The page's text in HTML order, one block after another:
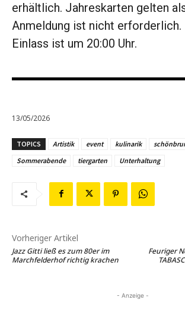
erhältlich. Jahreskarten gelten
Anmeldung ist nicht
Einlass ist um 20:00 Uhr.
13/05/2026
TOPICS Artistik event kulinarik
Sommerabende
tiergarten Unterhaltung
Vorheriger Artikel
Jazz Gitti ließ es zum 80er im
Marchfelderhof richtig krachen
Feuriger
- Anzeige -